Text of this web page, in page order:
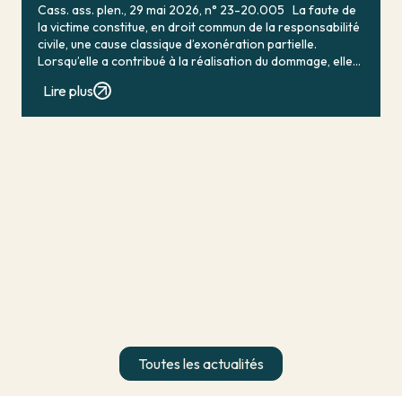
Cass. ass. plen., 29 mai 2026, n° 23-20.005 La faute de
la victime constitue, en droit commun de la responsabilité
civile, une cause classique d’exonération partielle.
Lorsqu’elle a contribué à la réalisation du dommage, elle
conduit en principe à […]
Lire plus
Toutes les actualités